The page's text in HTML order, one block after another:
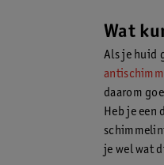
Wat
Als je huid
daarom
Heb je een
je wel wat